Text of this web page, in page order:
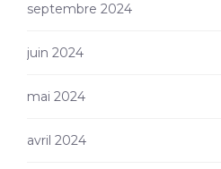
septembre 2024
juin 2024
mai 2024
avril 2024